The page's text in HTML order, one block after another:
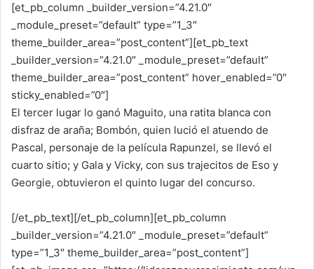
[et_pb_column _builder_version=”4.21.0″
_module_preset=”default” type=”1_3″
theme_builder_area=”post_content”][et_pb_text
_builder_version=”4.21.0″ _module_preset=”default”
theme_builder_area=”post_content” hover_enabled=”0″
sticky_enabled=”0″]
El tercer lugar lo ganó Maguito, una ratita blanca con
disfraz de araña; Bombón, quien lució el atuendo de
Pascal, personaje de la película Rapunzel, se llevó el
cuarto sitio; y Gala y Vicky, con sus trajecitos de Eso y
Georgie, obtuvieron el quinto lugar del concurso.
[/et_pb_text][/et_pb_column][et_pb_column
_builder_version=”4.21.0″ _module_preset=”default”
type=”1_3″ theme_builder_area=”post_content”]